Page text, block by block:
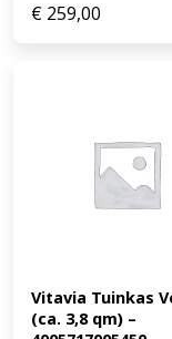
€ 259,00
Vitavia Tuinkas
(ca. 3,8 qm) –